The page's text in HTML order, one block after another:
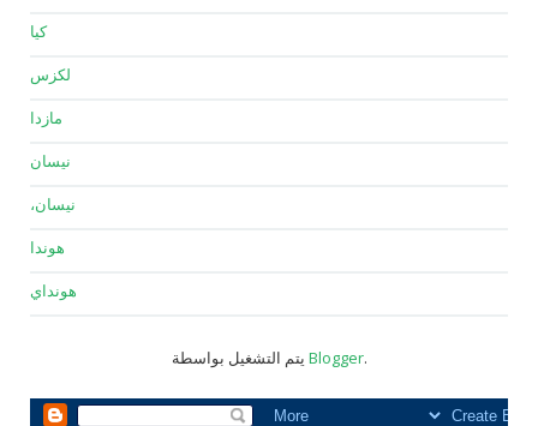
كيا
لكزس
مازدا
نيسان
نيسان،
هوندا
هونداي
Blogger.